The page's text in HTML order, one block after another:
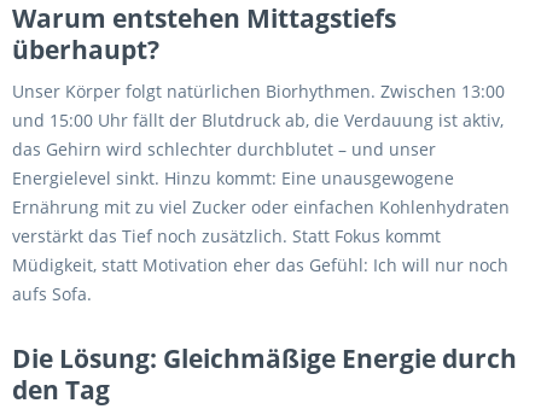
Warum entstehen Mittagstiefs
überhaupt?
Unser Körper folgt natürlichen Biorhythmen. Zwischen 13:00
und 15:00 Uhr fällt der Blutdruck ab, die Verdauung ist aktiv,
das Gehirn wird schlechter durchblutet – und unser
Energielevel sinkt. Hinzu kommt: Eine unausgewogene
Ernährung mit zu viel Zucker oder einfachen Kohlenhydraten
verstärkt das Tief noch zusätzlich. Statt Fokus kommt
Müdigkeit, statt Motivation eher das Gefühl: Ich will nur noch
aufs Sofa.
Die Lösung: Gleichmäßige Energie durch
den Tag